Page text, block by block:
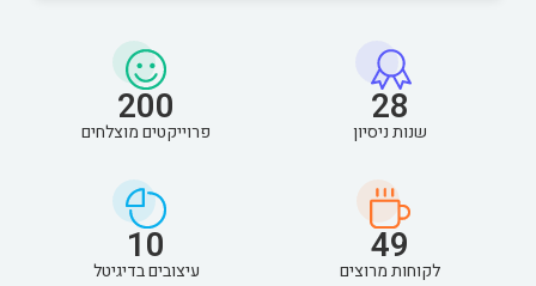
28
שנות ניסיון
200
פרוייקטים מוצלחים
49
לקוחות מרוצים
10
עיצובים בדיגיטל